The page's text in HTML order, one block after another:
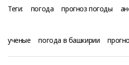
Теги: погода прогноз погоды
ученые погода в башкирии